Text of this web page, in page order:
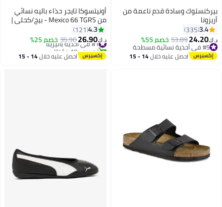
16
بيركنستوك وسادة قدم ناعمة من
أريزونا
3.4
335
د.ك‏24.20
53.89خصم 55%
#5 في أحذية نسائية مسطحة
#5 في أحذية نسائية مسطحة احصل عليه خلال 14 - 15
13
أونيتسوكا تايجر حذاء باليه نسائي
من Mexico 66 TGRS - بيج/كحلي |
حذاء ماري جين مريح وأنيق للارتداء
اليومي
4.3
121
د.ك‏26.90
35.90خصم 25% #1 في أحذية باليرينا
تم بيع +10 مؤخرًا
#1 في أحذية باليرينا احصل عليه خلال 14 - 15